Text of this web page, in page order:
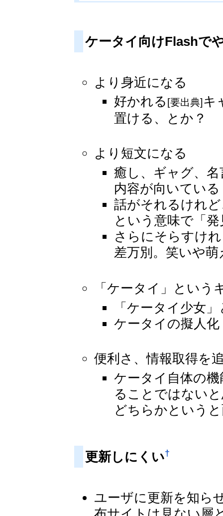
ケータイ向けFlashで
より身近になる
好かれる [要出典] キ
置ける、とか？
より短文になる
癒し、ギャグ、
内容が向いている
話がそれるけれ
という意味で「
さらにそらすけ
差万別。笑いや
「ケータイ」という
「ケータイ少女
ケータイの擬人化
便利さ、情報取得を
ケータイ自体の
ることではない
どちらかという
更新しにくい†
ユーザに更新を知ら